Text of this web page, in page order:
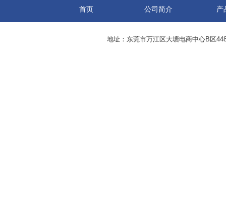
首页 公司简介 产
地址：东莞市万江区大塘电商中心B区